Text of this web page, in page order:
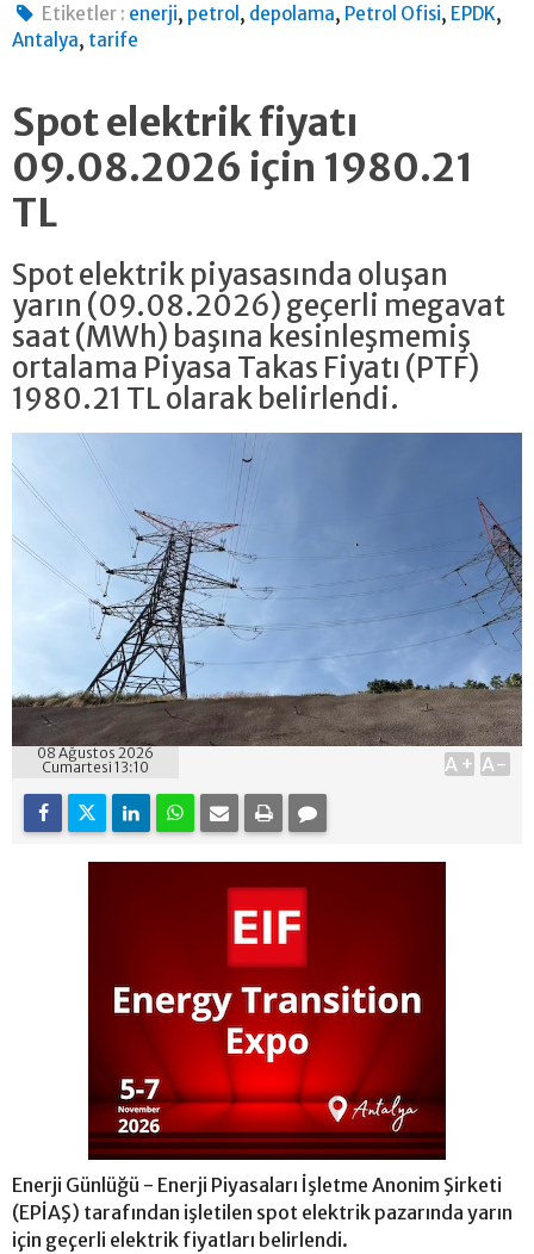
Etiketler : enerji, petrol , depolama, Petrol Ofisi, EPDK,
Antalya, tarife
Spot elektrik fiyatı
09.08.2026 için 1980.21
TL
Spot elektrik piyasasında oluşan
yarın (09.08.2026) geçerli megavat
saat (MWh) başına kesinleşmemiş
ortalama Piyasa Takas Fiyatı (PTF)
1980.21 TL olarak belirlendi.
08 Ağustos 2026
Cumartesi 13:10
A+ A-
Enerji Günlüğü - Enerji Piyasaları İşletme Anonim Şirketi
(EPİAŞ) tarafından işletilen spot elektrik pazarında yarın
için geçerli elektrik fiyatları belirlendi.